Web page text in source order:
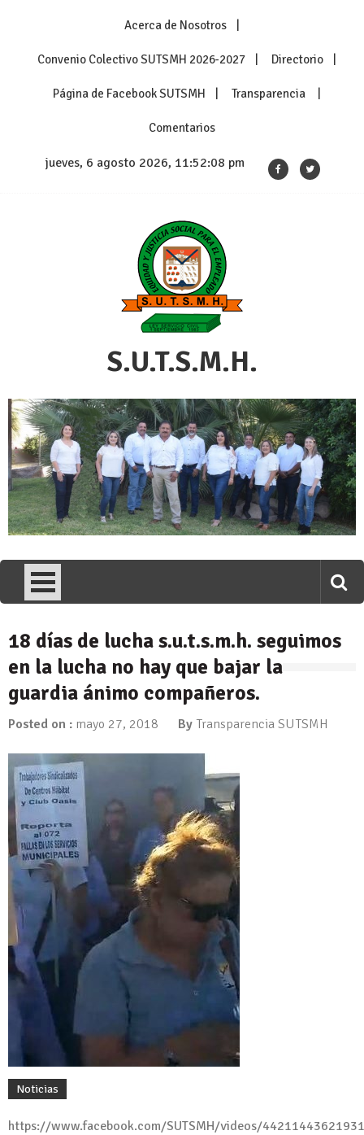
Acerca de Nosotros
Convenio Colectivo SUTSMH 2026-2027 Directorio
Página de Facebook SUTSMH Transparencia
Comentarios
jueves, 6 agosto 2026, 11:52:09 pm
S.U.T.S.M.H.
18 días de lucha s.u.t.s.m.h. seguimos
en la lucha no hay que bajar la
guardia ánimo compañeros.
Posted on : mayo 27, 2018 By Transparencia SUTSMH
Noticias
https://www.facebook.com/SUTSMH/videos/